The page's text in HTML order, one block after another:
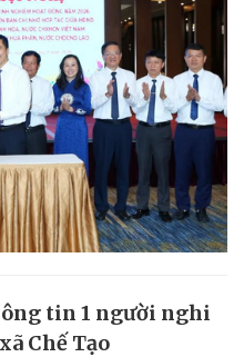
tin 1 người nghi
Chế Tạo